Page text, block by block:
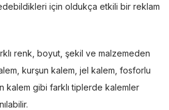
için oldukça etkili bir reklam
renk, boyut, şekil ve malzemeden
kurşun kalem, jel kalem, fosforlu
kalem gibi farklı tiplerde kalemler